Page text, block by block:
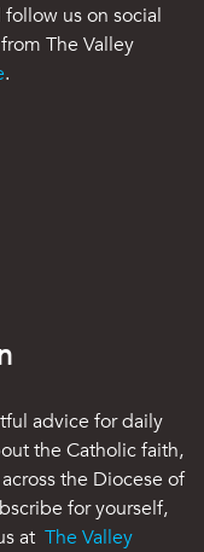
follow us on social
The Valley
.
advice for daily
the Catholic faith,
the Diocese of
for yourself,
at The Valley